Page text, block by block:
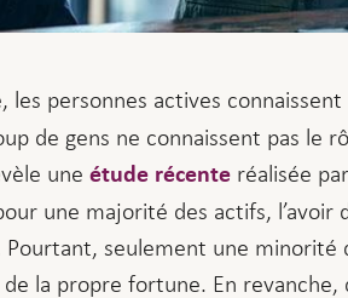
les personnes actives
de gens ne connaissent pas le
une étude récenteréalisée
une majorité des actifs,
Pourtant, seulement une
la propre fortune. En